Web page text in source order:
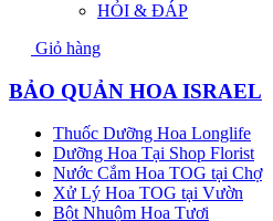
HỎI & ĐÁP
Giỏ hàng
BẢO QUẢN HOA ISRAEL
Thuốc Dưỡng Hoa Longlife
Dưỡng Hoa Tại Shop Florist
Nước Cắm Hoa TOG tại Chợ
Xử Lý Hoa TOG tại Vườn
Bột Nhuộm Hoa Tươi